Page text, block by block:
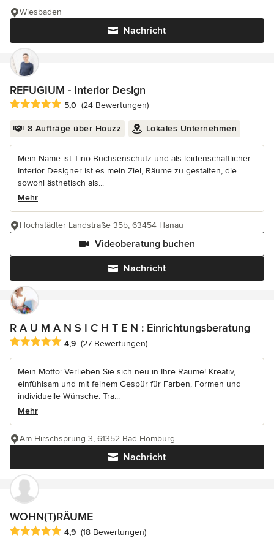
Nachricht
Wiesbaden
REFUGIUM - Interior Design
Durchschnittliche Bewertung: 5 von 5 Sternen
5,0 (24 Bewertungen)
8 Aufträge über Houzz Lokales Unternehmen
Mein Name ist Tino Büchsenschütz und als leidenschaftlicher
Interior Designer ist es mein Ziel, Räume zu gestalten, die
sowohl ästhetisch als...
Mehr
Nachricht
Videoberatung buchen
Hochstädter Landstraße 35b, 63454 Hanau
R A U M A N S I C H T E N : Einrichtungsberatung
Durchschnittliche Bewertung: 4.9 von 5 Sternen
4,9 (27 Bewertungen)
Mein Motto: Verlieben Sie sich neu in Ihre Räume! Kreativ,
einfühlsam und mit feinem Gespür für Farben, Formen und
individuelle Wünsche. Tra...
Mehr
Nachricht
Am Hirschsprung 3, 61352 Bad Homburg
WOHN(T)RÄUME
Durchschnittliche Bewertung: 4.9 von 5 Sternen
4,9 (18 Bewertungen)